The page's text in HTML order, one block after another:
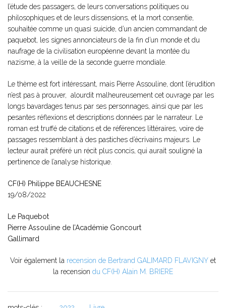
l’étude des passagers, de leurs conversations politiques ou
philosophiques et de leurs dissensions, et la mort consentie,
souhaitée comme un quasi suicide, d’un ancien commandant de
paquebot, les signes annonciateurs de la fin d’un monde et du
naufrage de la civilisation européenne devant la montée du
nazisme, à la veille de la seconde guerre mondiale.
Le thème est fort intéressant, mais Pierre Assouline, dont l’érudition
n’est pas à prouver, alourdit malheureusement cet ouvrage par les
longs bavardages tenus par ses personnages, ainsi que par les
pesantes réflexions et descriptions données par le narrateur. Le
roman est truffé de citations et de références littéraires, voire de
passages ressemblant à des pastiches d’écrivains majeurs. Le
lecteur aurait préféré un récit plus concis, qui aurait souligné la
pertinence de l’analyse historique.
CF(H) Philippe BEAUCHESNE
19/08/2022
Le Paquebot
Pierre Assouline de l’Académie Goncourt
Gallimard
Voir également la recension de Bertrand GALIMARD FLAVIGNY et
la recension du CF(H) Alain M. BRIERE